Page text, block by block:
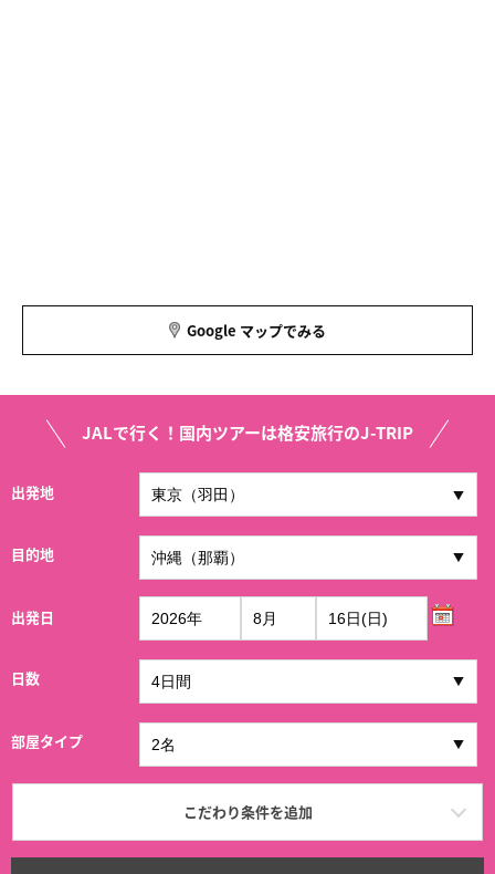
Google マップでみる
JALで行く！国内ツアーは格安旅行のJ-TRIP
出発地
目的地
出発日
日数
部屋タイプ
こだわり条件を追加